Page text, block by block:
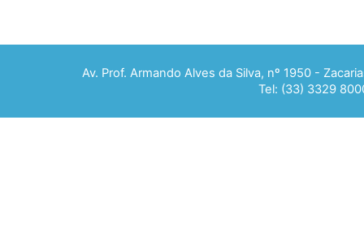
Av. Prof. Armando Alves da Silva, nº 1950 -
Tel: (33) 3329